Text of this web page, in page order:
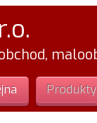
Produkty